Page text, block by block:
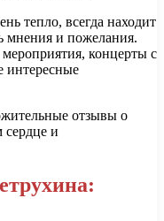
тепло, всегда находит
мнения и пожелания.
концерты с
интересные
отзывы о
и